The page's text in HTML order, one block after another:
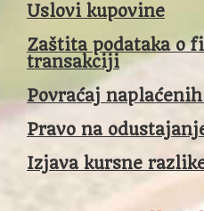
Uslovi kupovine
Zaštita podataka o
transakciji
Povraćaj
Pravo na
Izjava kursne